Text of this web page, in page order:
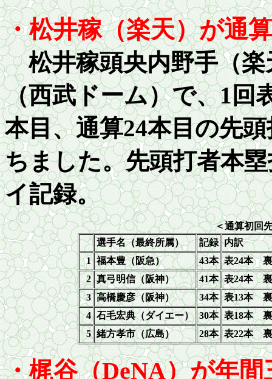
・松井稼（楽天）が通算
松井稼頭央内野手（楽
（西武ドーム）で、1回
本目、通算24本目の先
ちました。先頭打者本
イ記録。
＜通算初回
選手名（最終所属）
記録 内訳
1 福本豊（阪急） 43本 表24本 裏
2 真弓明信（阪神） 41本 表24本 裏
3 高橋慶彦（阪神） 34本 表13本 裏
4 石毛宏典（ダイエー） 30本 表18本 裏
5 緒方孝市（広島） 28本 表22本 裏
・梶谷（DeNA）が年